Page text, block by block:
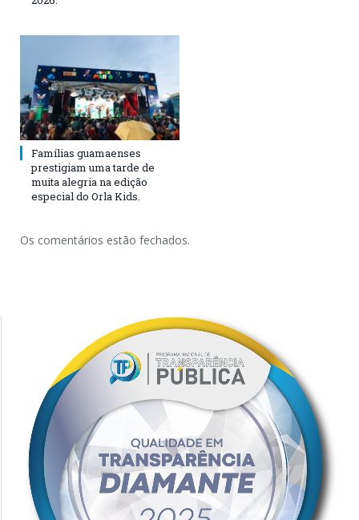
Famílias guamaenses
prestigiam uma tarde de
muita alegria na edição
especial do Orla Kids.
Os comentários estão fechados.